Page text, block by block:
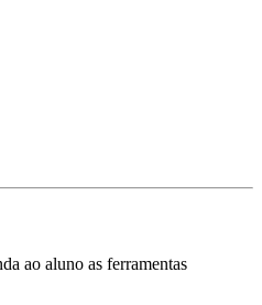
ao aluno as ferramentas